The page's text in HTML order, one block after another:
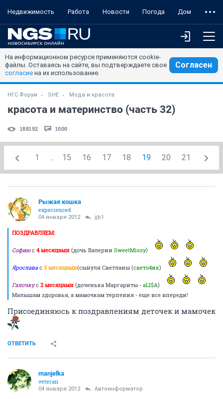
Недвижимость Работа Новости Погода Дом
На информационном ресурсе применяются cookie-
файлы. Оставаясь на сайте, вы подтверждаете свое
согласие на их использование.
Согласен
НГС.Форум SHE Мода и красота
красота и материнство (часть 32)
188192 1000
1 ... 15 16 17 18 19 20 21
Рыжая кошка
experienced
04 января 2012 jjb1
ПОЗДРАВЛЯЕМ:
Софиюс 4 месяцами (дочь Валерии SweetMissy)
Ярославас 3 месяцами(сынуля Светланы (свето4ик)
Галочкус 2 месяцами (доченька Маргариты - aLI$A)
Малышам здоровья, а мамочкам терпения - еще все впереди!
Присоединяюсь к поздравлениям деточек и мамочек
ОТВЕТИТЬ
manjelka
veteran
04 января 2012 Автоинформатор